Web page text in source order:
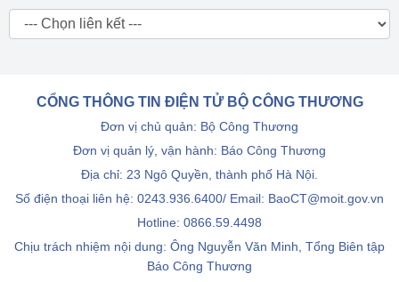
CỔNG THÔNG TIN ĐIỆN TỬ BỘ CÔNG THƯƠNG
Đơn vị chủ quản: Bộ Công Thương
Đơn vị quản lý, vận hành: Báo Công Thương
Địa chỉ: 23 Ngô Quyền, thành phố Hà Nội.
Số điện thoại liên hệ: 0243.936.6400/ Email: BaoCT@moit.gov.vn
Hotline: 0866.59.4498
Chịu trách nhiệm nội dung: Ông Nguyễn Văn Minh, Tổng Biên tập
Báo Công Thương